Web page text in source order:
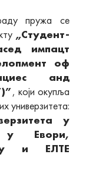
пружа се
„Студент-
импацт
оф
анд
, који окупља
универзитета:
у
у Евори,
и ЕЛТЕ